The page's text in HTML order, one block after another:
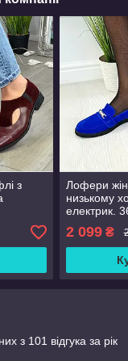
з
Лофери
низькому
електрик.
2 099₴
з 101 відгука за рік